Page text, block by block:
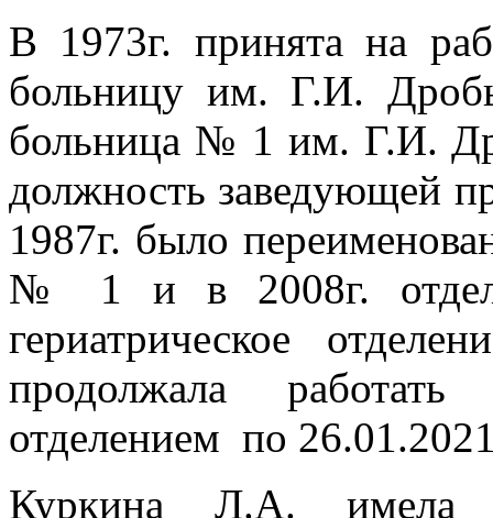
В 1973г. принята на
больницу им. Г.И.
больница № 1 им. Г.И.
должность заведующей
1987г. было
№ 1 и в 2008г.
гериатрическое
продолжала
отделением по
Куркина Л.А. имела